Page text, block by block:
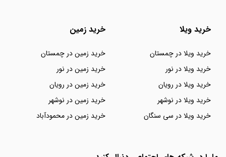
خرید ویلا
خرید ویلا در چمستان
خرید ویلا در نور
خرید ویلا در رویان
خرید ویلا در نوشهر
خرید ویلا در سی سنگان
خرید زمین
خرید زمین در چمستان
خرید زمین در نور
خرید زمین در رویان
خرید زمین در نوشهر
خرید زمین در محمودآباد